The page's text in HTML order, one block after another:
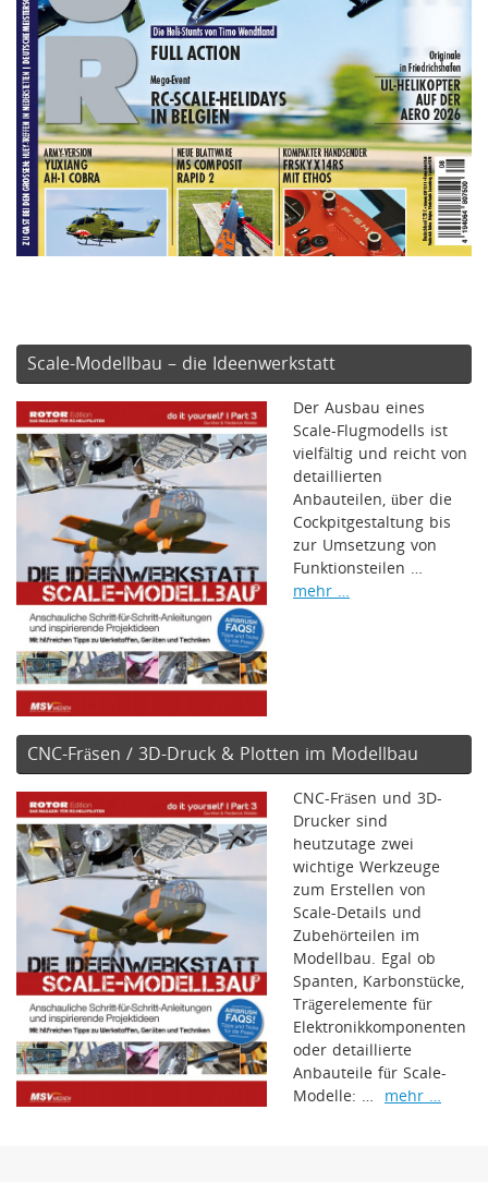
Scale-Modellbau – die Ideenwerkstatt
Der Ausbau eines
Scale-Flugmodells ist
vielfältig und reicht von
detaillierten
Anbauteilen, über die
Cockpitgestaltung bis
zur Umsetzung von
Funktionsteilen …
mehr …
CNC-Fräsen / 3D-Druck & Plotten im Modellbau
CNC-Fräsen und 3D-
Drucker sind
heutzutage zwei
wichtige Werkzeuge
zum Erstellen von
Scale-Details und
Zubehörteilen im
Modellbau. Egal ob
Spanten, Karbonstücke,
Trägerelemente für
Elektronikkomponenten
oder detaillierte
Anbauteile für Scale-
Modelle: … mehr …